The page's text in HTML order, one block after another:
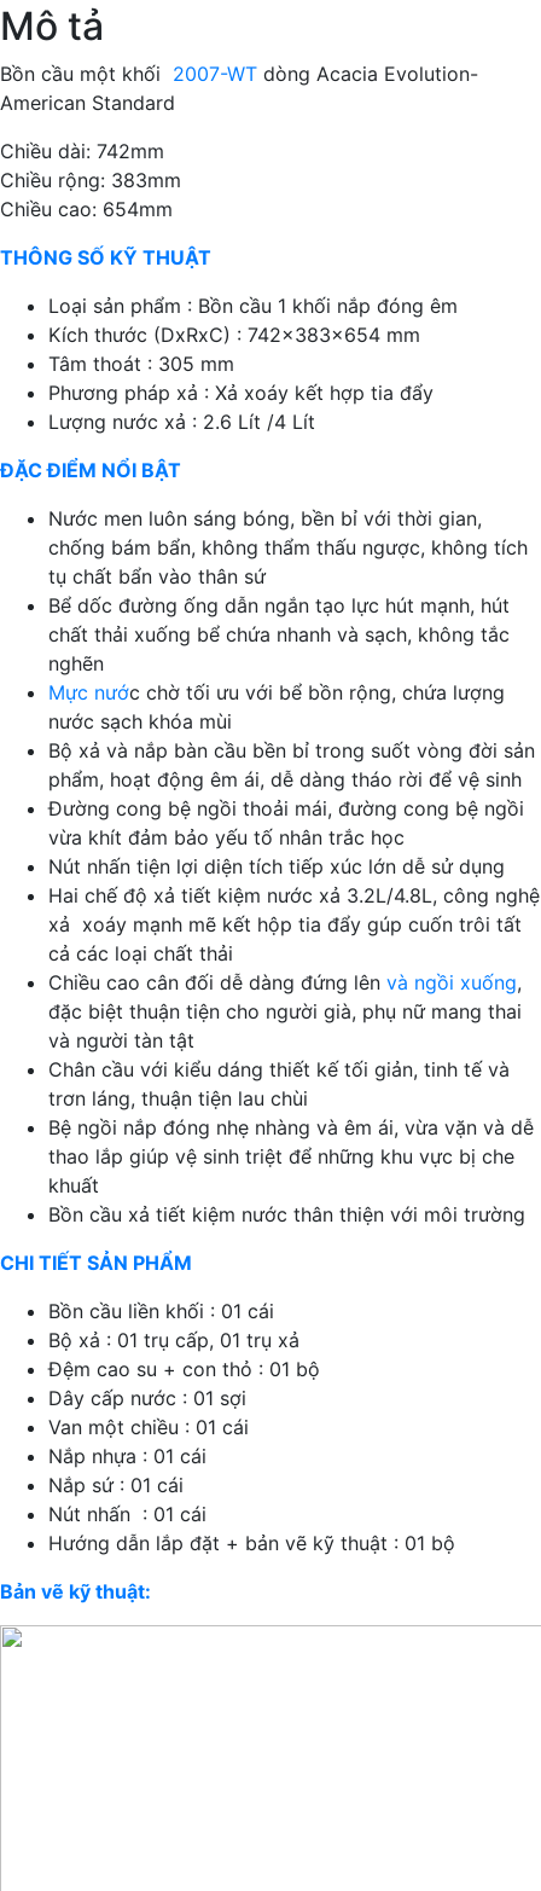
lượng
Mô tả
Bồn cầu một khối 2007-WT dòng Acacia Evolution-
American Standard
Chiều dài: 742mm
Chiều rộng: 383mm
Chiều cao: 654mm
THÔNG SỐ KỸ THUẬT
Loại sản phẩm : Bồn cầu 1 khối nắp đóng êm
Kích thước (DxRxC) : 742x383x654 mm
Tâm thoát : 305 mm
Phương pháp xả : Xả xoáy kết hợp tia đẩy
Lượng nước xả : 2.6 Lít /4 Lít
ĐẶC ĐIỂM NỔI BẬT
Nước men luôn sáng bóng, bền bỉ với thời gian,
chống bám bẩn, không thẩm thấu ngược, không tích
tụ chất bẩn vào thân sứ
Bể dốc đường ống dẫn ngắn tạo lực hút mạnh, hút
chất thải xuống bể chứa nhanh và sạch, không tắc
nghẽn
Mực nước chờ tối ưu với bể bồn rộng, chứa lượng
nước sạch khóa mùi
Bộ xả và nắp bàn cầu bền bỉ trong suốt vòng đời sản
phẩm, hoạt động êm ái, dễ dàng tháo rời để vệ sinh
Đường cong bệ ngồi thoải mái, đường cong bệ ngồi
vừa khít đảm bảo yếu tố nhân trắc học
Nút nhấn tiện lợi diện tích tiếp xúc lớn dễ sử dụng
Hai chế độ xả tiết kiệm nước xả 3.2L/4.8L, công nghệ
xả xoáy mạnh mẽ kết hộp tia đẩy gúp cuốn trôi tất
cả các loại chất thải
Chiều cao cân đối dễ dàng đứng lên và ngồi xuống,
đặc biệt thuận tiện cho người già, phụ nữ mang thai
và người tàn tật
Chân cầu với kiểu dáng thiết kế tối giản, tinh tế và
trơn láng, thuận tiện lau chùi
Bệ ngồi nắp đóng nhẹ nhàng và êm ái, vừa vặn và dễ
thao lắp giúp vệ sinh triệt để những khu vực bị che
khuất
Bồn cầu xả tiết kiệm nước thân thiện với môi trường
CHI TIẾT SẢN PHẨM
Bồn cầu liền khối : 01 cái
Bộ xả : 01 trụ cấp, 01 trụ xả
Đệm cao su + con thỏ : 01 bộ
Dây cấp nước : 01 sợi
Van một chiều : 01 cái
Nắp nhựa : 01 cái
Nắp sứ : 01 cái
Nút nhấn : 01 cái
Hướng dẫn lắp đặt + bản vẽ kỹ thuật : 01 bộ
Bản vẽ kỹ thuật: